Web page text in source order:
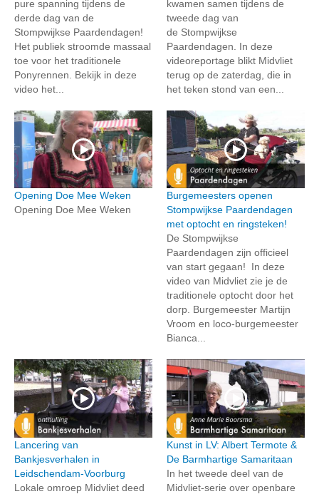
pure spanning tijdens de
derde dag van de
Stompwijkse Paardendagen!
Het publiek stroomde massaal
toe voor het traditionele
Ponyrennen. Bekijk in deze
video het...
kwamen samen tijdens de
tweede dag van
de Stompwijkse
Paardendagen. In deze
videoreportage blikt Midvliet
terug op de zaterdag, die in
het teken stond van een...
Opening Doe Mee Weken
Opening Doe Mee Weken
Burgemeesters openen
Stompwijkse Paardendagen
met optocht en ringsteken!
De Stompwijkse
Paardendagen zijn officieel
van start gegaan! In deze
video van Midvliet zie je de
traditionele optocht door het
dorp. Burgemeester Martijn
Vroom en loco-burgemeester
Bianca...
Lancering van
Bankjesverhalen in
Leidschendam-Voorburg
Lokale omroep Midvliet deed
Kunst in LV: Albert Termote &
De Barmhartige Samaritaan
In het tweede deel van de
Midvliet-serie over openbare